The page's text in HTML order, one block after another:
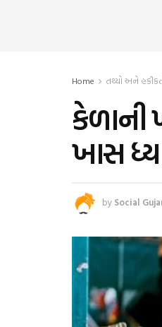
Home તથ્યો અને
ખાસ
by Social